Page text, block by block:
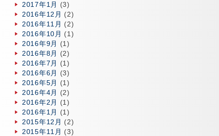
2017年1月
(3)
2016年12月 (2)
2016年11月 (2)
2016年10月 (1)
2016年9月
(1)
2016年8月
(2)
2016年7月
(1)
2016年6月
(3)
2016年5月
(1)
2016年4月
(2)
2016年2月
(1)
2016年1月
(1)
2015年12月 (2)
2015年11月 (3)